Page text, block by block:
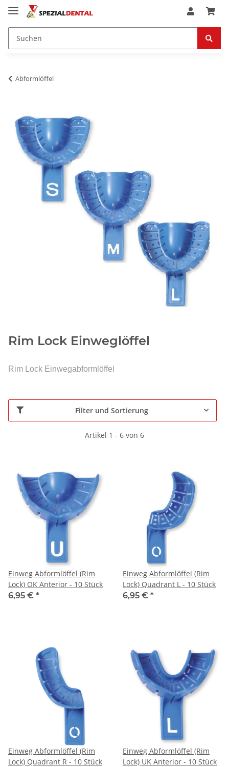
Abformlöffel
Rim Lock Einweglöffel
Rim Lock Einwegabformlöffel
Filter und Sortierung
Artikel 1 - 6 von 6
Einweg Abformlöffel (Rim
Lock) OK Anterior - 10 Stück
6,95 € *
Einweg Abformlöffel (Rim
Lock) Quadrant L - 10 Stück
6,95 € *
Einweg Abformlöffel (Rim
Lock) Quadrant R - 10 Stück
Einweg Abformlöffel (Rim
Lock) UK Anterior - 10 Stück